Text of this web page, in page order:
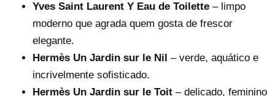
Yves Saint Laurent Y Eau de Toilette– limpo
moderno que agrada quem gosta de frescor
elegante.
Hermès Un Jardin sur le Nil – verde, aquático e
incrivelmente sofisticado.
Hermès Un Jardin sur le Toit– delicado, feminino